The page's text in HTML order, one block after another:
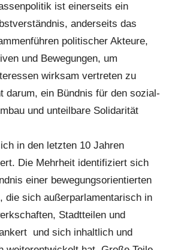
ist einerseits ein
anderseits das
politischer Akteure,
und Bewegungen, um
wirksam vertreten zu
darum, ein Bündnis für den sozial-
und unteilbare Solidarität
in den letzten 10 Jahren
Die Mehrheit identifiziert sich
einer bewegungsorientierten
die sich außerparlamentarisch in
Stadtteilen und
und sich inhaltlich und